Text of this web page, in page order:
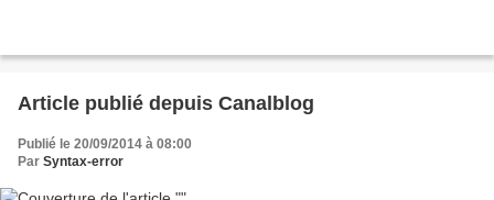
Article publié depuis Canalblog
Publié le 20/09/2014 à 08:00
Par Syntax-error